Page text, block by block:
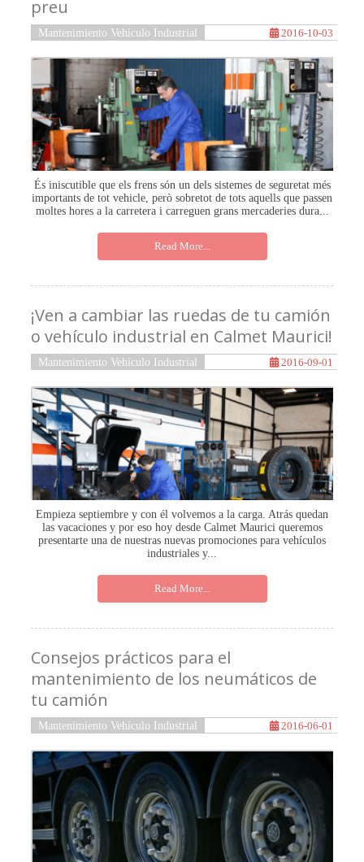
preu
Mantenimiento Vehículo Industrial 2016-10-03
És iniscutible que els frens són un dels sistemes de seguretat més
importants de tot vehicle, però sobretot de tots aquells que passen
moltes hores a la carretera i carreguen grans mercaderies dura...
Read More...
¡Ven a cambiar las ruedas de tu camión
o vehículo industrial en Calmet Maurici!
Mantenimiento Vehículo Industrial 2016-09-01
Empieza septiembre y con él volvemos a la carga. Atrás quedan
las vacaciones y por eso hoy desde Calmet Maurici queremos
presentarte una de nuestras nuevas promociones para vehículos
industriales y...
Read More...
Consejos prácticos para el
mantenimiento de los neumáticos de
tu camión
Mantenimiento Vehículo Industrial 2016-06-01